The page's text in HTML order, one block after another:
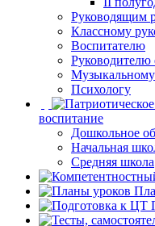
Руководящим
Классному
Воспитателю
Руководителю
Психологу
воспитание
Дошкольное
Начальная
Средняя школа